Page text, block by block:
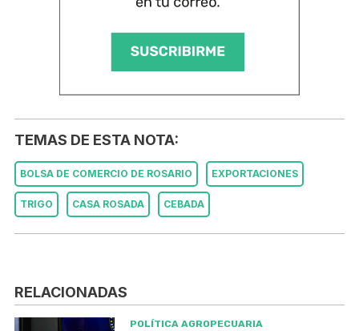
TEMAS DE ESTA NOTA:
BOLSA DE COMERCIO DE ROSARIO EXPORTACIONES
TRIGO CASA ROSADA CEBADA
RELACIONADAS
POLÍTICA AGROPECUARIA